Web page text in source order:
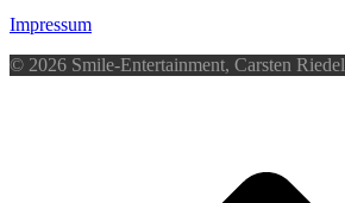
Impressum
© 2026 Smile-Entertainment, Carsten Riedel